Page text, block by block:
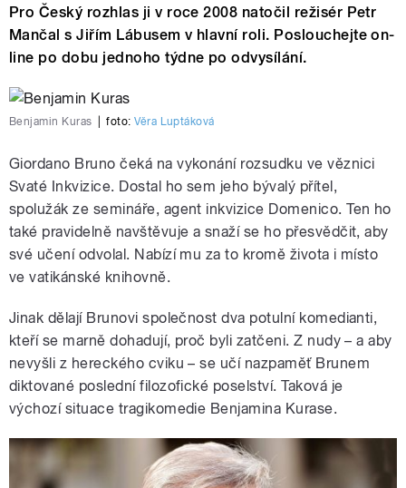
Pro Český rozhlas ji v roce 2008 natočil režisér Petr
Mančal s Jiřím Lábusem v hlavní roli. Poslouchejte on-
line po dobu jednoho týdne po odvysílání.
Benjamin Kuras foto:Věra Luptáková
Giordano Bruno čeká na vykonání rozsudku ve věznici
Svaté Inkvizice. Dostal ho sem jeho bývalý přítel,
spolužák ze semináře, agent inkvizice Domenico. Ten ho
také pravidelně navštěvuje a snaží se ho přesvědčit, aby
své učení odvolal. Nabízí mu za to kromě života i místo
ve vatikánské knihovně.
Jinak dělají Brunovi společnost dva potulní komedianti,
kteří se marně dohadují, proč byli zatčeni. Z nudy – a aby
nevyšli z hereckého cviku – se učí nazpaměť Brunem
diktované poslední filozofické poselství. Taková je
výchozí situace tragikomedie Benjamina Kurase.